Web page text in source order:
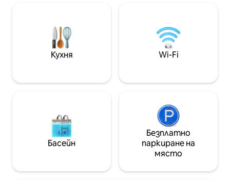
външния басейн, пригответе
коктейл в кухнята, за да пиете на
балкона или докато се къпете.
получите
информация
Кухня Wi-Fi
Басейн
Безплатно
паркиране на
място